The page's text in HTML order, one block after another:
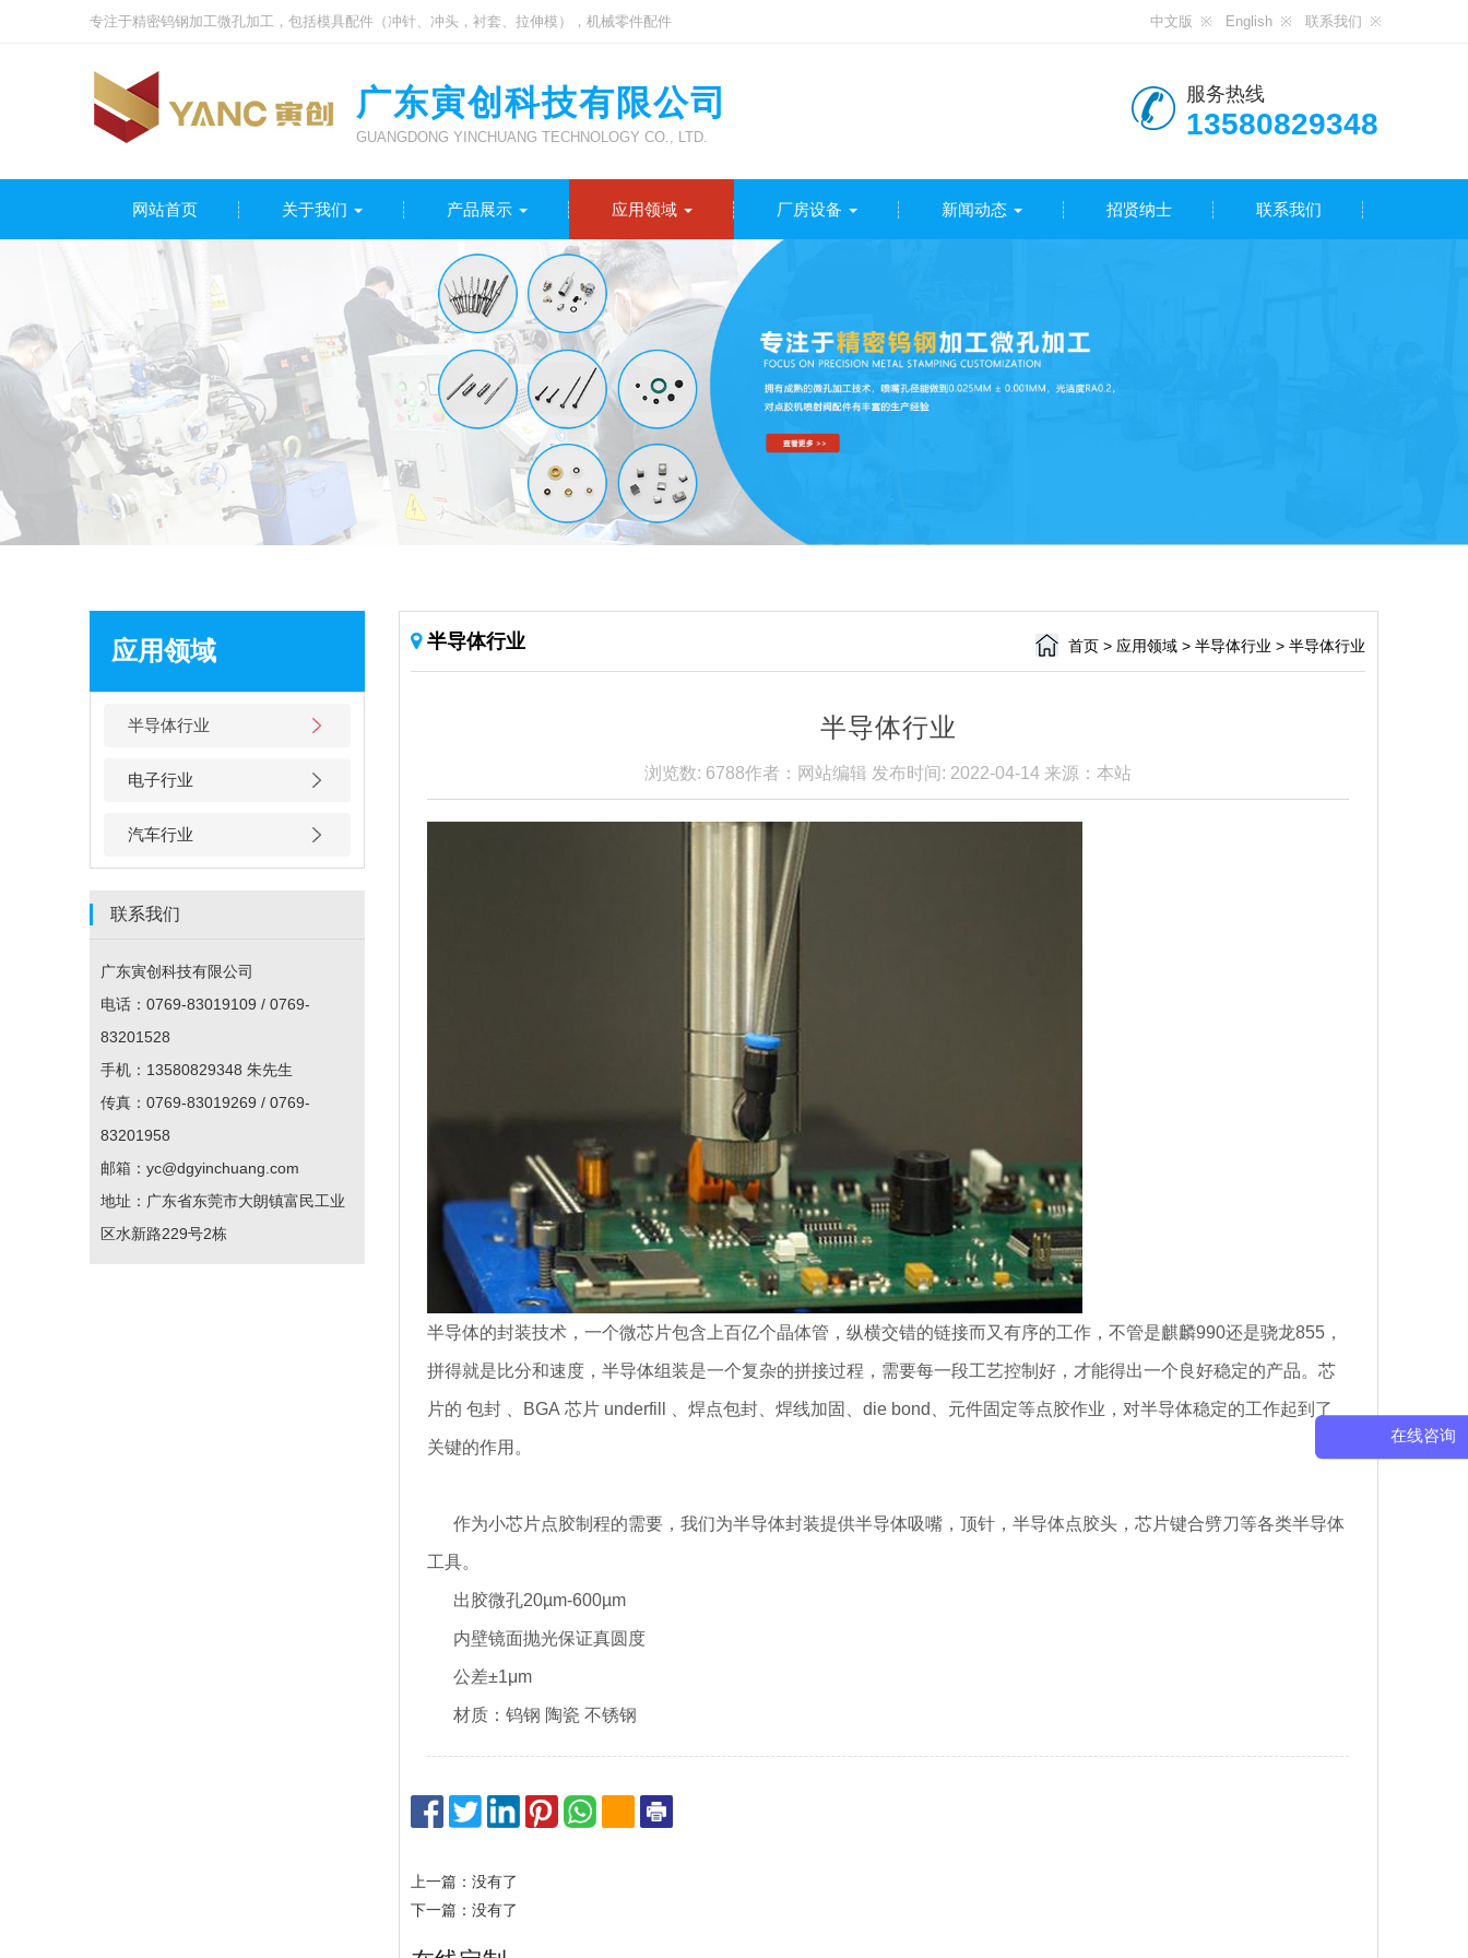
专注于精密钨钢加工微孔加工，包括模具配件（冲针、冲头，衬套、拉伸模），机械零件配件 中文版 English 联系我们
广东寅创科技有限公司
GUANGDONG YINCHUANG TECHNOLOGY CO., LTD.
服务热线
13580829348
网站首页 关于我们 产品展示 应用领域 厂房设备 新闻动态 招贤纳士 联系我们
应用领域
半导体行业
电子行业
汽车行业
联系我们
广东寅创科技有限公司
电话：0769-83019109 / 0769-
83201528
手机：13580829348 朱先生
传真：0769-83019269 / 0769-
83201958
邮箱：yc@dgyinchuang.com
地址：广东省东莞市大朗镇富民工业
区水新路229号2栋
半导体行业 首页 > 应用领域 >半导体行业 >半导体行业
半导体行业
浏览数: 6788作者：网站编辑 发布时间: 2022-04-14 来源：本站
半导体的封装技术，一个微芯片包含上百亿个晶体管，纵横交错的链接而又有序的工作，不管是麒麟990还是骁龙855，
拼得就是比分和速度，半导体组装是一个复杂的拼接过程，需要每一段工艺控制好， 才能得出一个良好稳定的产品。芯
片的 包封 、BGA 芯片 underfill 、焊点包封、焊线加固、die bond、元件固定等点胶作业，对半导体稳定的工作起到了
关键的作用。
作为小芯片点胶制程的需要，我们为半导体封装提供半导体吸嘴，顶针，半导体点胶头，芯片键合劈刀等各类半导体
工具。
出胶微孔20µm-600µm
内壁镜面抛光保证真圆度
公差±1μm
材质：钨钢 陶瓷 不锈钢
上一篇：没有了
下一篇：没有了
在线咨询